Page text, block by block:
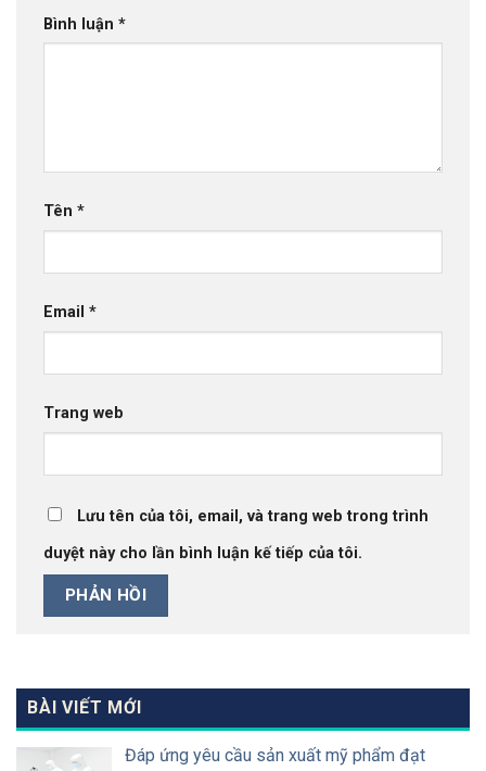
Bình luận *
Tên *
Email *
Trang web
Lưu tên của tôi, email, và trang web trong trình
duyệt này cho lần bình luận kế tiếp của tôi.
BÀI VIẾT MỚI
Đáp ứng yêu cầu sản xuất mỹ phẩm đạt